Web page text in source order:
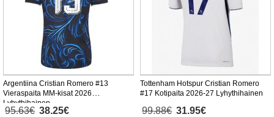
Argentiina Cristian Romero #13
Vieraspaita MM-kisat 2026
Lyhythihainen
95.63€ 38.25€
Tottenham Hotspur Cristian Romero
#17 Kotipaita 2026-27 Lyhythihainen
99.88€ 31.95€